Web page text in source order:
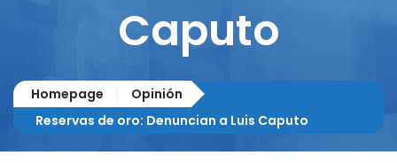
Caputo
Homepage
Opinión
Reservas de oro: Denuncian a Luis Caputo